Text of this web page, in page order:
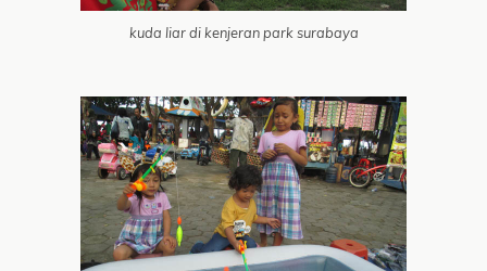
kuda liar di kenjeran park surabaya